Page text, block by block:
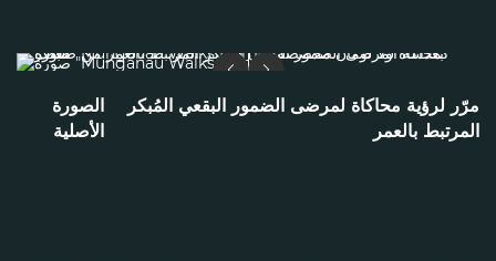
مرّر لرؤية محاكاة لمرضى الضمور البقعي المُبكر
المرتبط بالعمر
الصورة
الأصلية